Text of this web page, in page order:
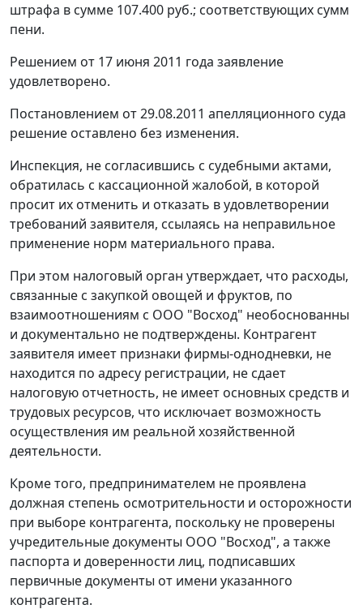
штрафа в сумме 107.400 руб.; соответствующих сумм
пени.
Решением от 17 июня 2011 года заявление
удовлетворено.
Постановлением от 29.08.2011 апелляционного суда
решение оставлено без изменения.
Инспекция, не согласившись с судебными актами,
обратилась с кассационной жалобой, в которой
просит их отменить и отказать в удовлетворении
требований заявителя, ссылаясь на неправильное
применение норм материального права.
При этом налоговый орган утверждает, что расходы,
связанные с закупкой овощей и фруктов, по
взаимоотношениям с ООО "Восход" необоснованны
и документально не подтверждены. Контрагент
заявителя имеет признаки фирмы-однодневки, не
находится по адресу регистрации, не сдает
налоговую отчетность, не имеет основных средств и
трудовых ресурсов, что исключает возможность
осуществления им реальной хозяйственной
деятельности.
Кроме того, предпринимателем не проявлена
должная степень осмотрительности и осторожности
при выборе контрагента, поскольку не проверены
учредительные документы ООО "Восход", а также
паспорта и доверенности лиц, подписавших
первичные документы от имени указанного
контрагента.